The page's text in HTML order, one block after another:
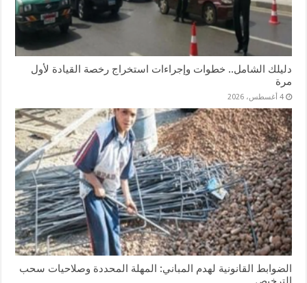
دليلك الشامل.. خطوات وإجراءات استخراج رخصة القيادة لأول
مرة
4 أغسطس، 2026
الضوابط القانونية لهدم المباني: المهلة المحددة وصلاحيات سحب